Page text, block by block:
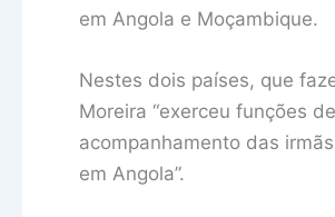
em Angola e Moçambique.
Nestes dois países, que
Moreira “exerceu funções
acompanhamento das
em Angola”.